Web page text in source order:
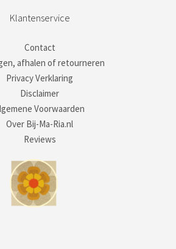
Klantenservice
Contact
afhalen of retourneren
Privacy Verklaring
Disclaimer
Voorwaarden
Over Bij-Ma-Ria.nl
Reviews